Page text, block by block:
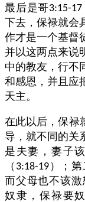
最后是哥3:15-17
下去，保禄就会
作才是一个基督
并以这两点来说
中的教友，行不
和感恩，并且应
天主。
在此以后，保禄
导，就不同的关
是夫妻，妻子
（ 3:18-19）；第
而父母也不该激
奴隶，保禄要